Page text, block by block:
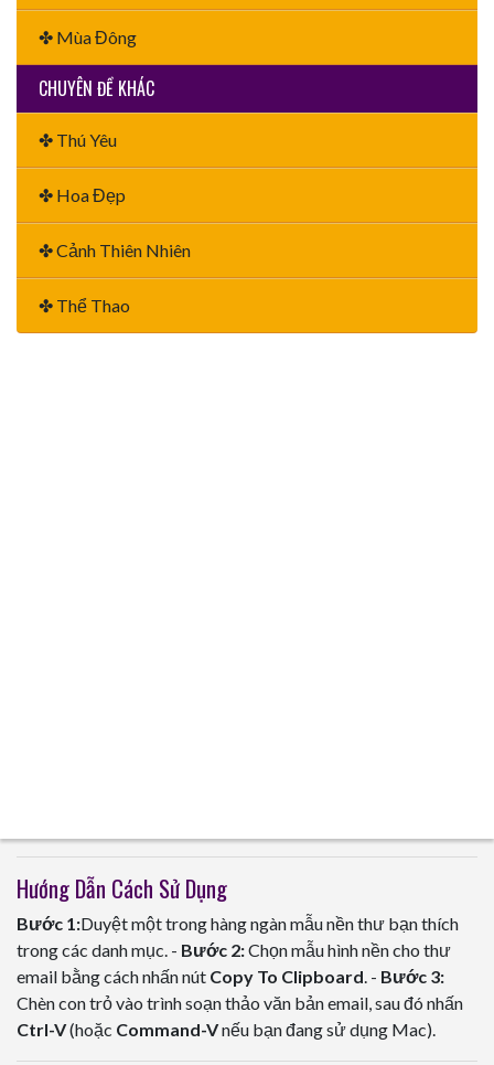
✤ Mùa Đông
CHUYÊN ĐỀ KHÁC
✤ Thú Yêu
✤ Hoa Đẹp
✤ Cảnh Thiên Nhiên
✤ Thể Thao
Hướng Dẫn Cách Sử Dụng
Bước 1:Duyệt một trong hàng ngàn mẫu nền thư bạn thích
trong các danh mục. - Bước 2:Chọn mẫu hình nền cho thư
email bằng cách nhấn nút Copy To Clipboard. - Bước 3:
Chèn con trỏ vào trình soạn thảo văn bản email, sau đó nhấn
Ctrl-V(hoặc Command-Vnếu bạn đang sử dụng Mac).